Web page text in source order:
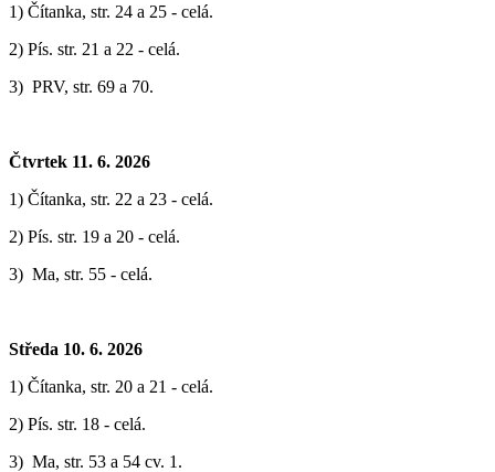
1) Čítanka, str. 24 a 25 - celá.
2) Pís. str. 21 a 22 - celá.
3) PRV, str. 69 a 70.
Čtvrtek 11. 6. 2026
1) Čítanka, str. 22 a 23 - celá.
2) Pís. str. 19 a 20 - celá.
3) Ma, str. 55 - celá.
Středa 10. 6. 2026
1) Čítanka, str. 20 a 21 - celá.
2) Pís. str. 18 - celá.
3) Ma, str. 53 a 54 cv. 1.